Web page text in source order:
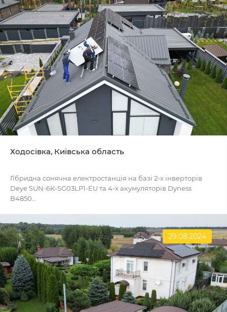
Ходосівка, Київська область
Гібридна сонячна електростанція на базі 2-х інверторів
Deye SUN-6K-SG03LP1-EU та 4-х акумуляторів Dyness
B4850...
29.08.2024